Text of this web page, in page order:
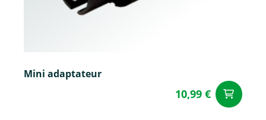
Mini adaptateur
10,99 €